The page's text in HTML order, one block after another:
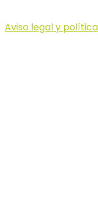
Aviso legal y